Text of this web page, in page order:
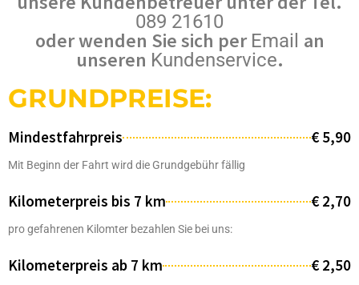
089 21610
oder wenden Sie sich per Email an
unseren Kundenservice.
GRUNDPREISE:
Mindestfahrpreis € 5,90
Mit Beginn der Fahrt wird die Grundgebühr fällig
Kilometerpreis bis 7 km € 2,70
pro gefahrenen Kilomter bezahlen Sie bei uns:
Kilometerpreis ab 7 km € 2,50